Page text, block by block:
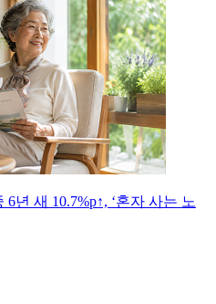
6년 새 10.7%p↑, ‘혼자 사는 노